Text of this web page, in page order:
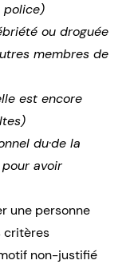
police)
ou droguée
membres de
est encore
du·de la
avoir
une personne
critères
non-justifié